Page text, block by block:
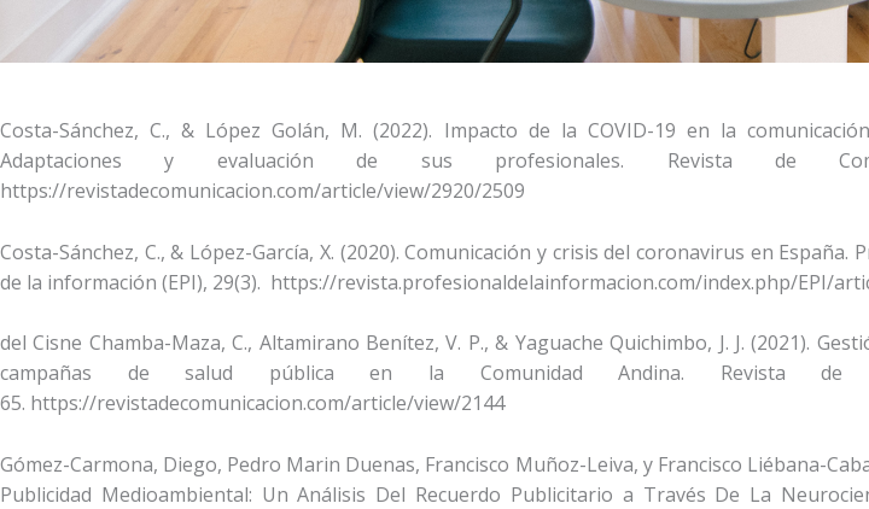
Costa-Sánchez, C., & López Golán, M. (2022). Impacto de la COVID-19 en la
Adaptaciones y evaluación de sus profesionales. Revista de
https://revistadecomunicacion.com/article/view/2920/2509
Costa-Sánchez, C., & López-García, X. (2020). Comunicación y crisis del coronavirus en España.
de la información (EPI), 29(3). https://revista.profesionaldelainformacion.com/index.php/EPI/
del Cisne Chamba-Maza, C., Altamirano Benítez, V. P., & Yaguache Quichimbo, J. J. (2021).
campañas de salud pública en la Comunidad Andina. Revista de
65. https://revistadecomunicacion.com/article/view/2144
Gómez-Carmona, Diego, Pedro Marin Duenas, Francisco Muñoz-Leiva, y Francisco Liébana-
Publicidad Medioambiental: Un Análisis Del Recuerdo Publicitario a Través De La